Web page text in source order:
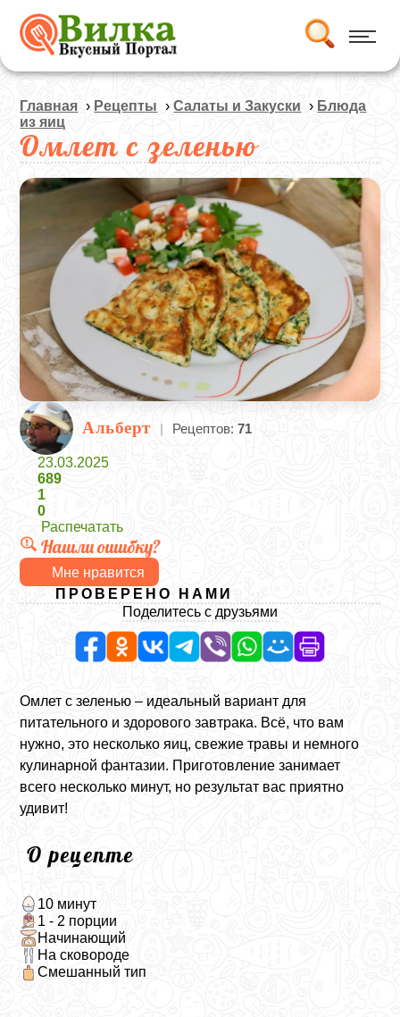
Главная › Рецепты ›Салаты и Закуски › Блюда
из яиц
Омлет с зеленью
Альберт | Рецептов: 71
23.03.2025
689
1
0
Распечатать
Нашли ошибку?
Мне нравится
ПРОВЕРЕНО НАМИ
Поделитесь с друзьями
Омлет с зеленью – идеальный вариант для
питательного и здорового завтрака. Всё, что вам
нужно, это несколько яиц, свежие травы и немного
кулинарной фантазии. Приготовление занимает
всего несколько минут, но результат вас приятно
удивит!
О рецепте
10 минут
1 - 2 порции
Начинающий
На сковороде
Смешанный тип